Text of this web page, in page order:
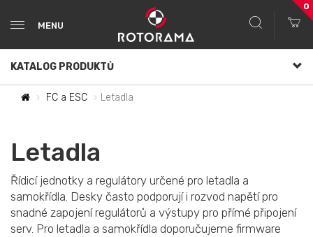
MENU
0
KATALOG PRODUKTŮ
FC a ESC Letadla
Letadla
Řídicí jednotky a regulátory určené pro letadla a
samokřídla. Desky často podporují i rozvod napětí pro
snadné zapojení regulátorů a výstupy pro přímé připojení
serv. Pro letadla a samokřídla doporučujeme firmware